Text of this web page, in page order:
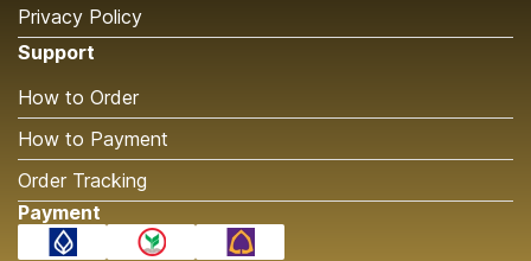
Privacy Policy
Support
How to Order
How to Payment
Order Tracking
Payment